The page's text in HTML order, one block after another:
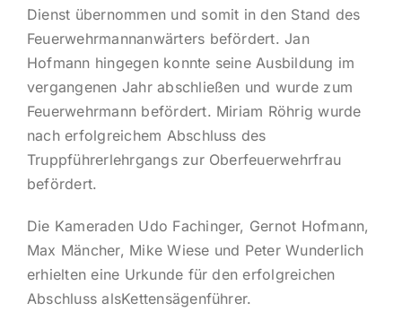
Dienst übernommen und somit in den Stand des
Feuerwehrmannanwärters befördert. Jan
Hofmann hingegen konnte seine Ausbildung im
vergangenen Jahr abschließen und wurde zum
Feuerwehrmann befördert. Miriam Röhrig wurde
nach erfolgreichem Abschluss des
Truppführerlehrgangs zur Oberfeuerwehrfrau
befördert.
Die Kameraden Udo Fachinger, Gernot Hofmann,
Max Mäncher, Mike Wiese und Peter Wunderlich
erhielten eine Urkunde für den erfolgreichen
Abschluss alsKettensägenführer.